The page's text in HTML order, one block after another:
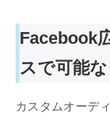
Facebook
スで可能
カスタムオーデ